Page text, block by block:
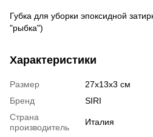
Губка для уборки эпоксидной
"рыбка")
Характеристики
Размер
27х13х3 см
Бренд
SIRI
Страна
производитель
Италия